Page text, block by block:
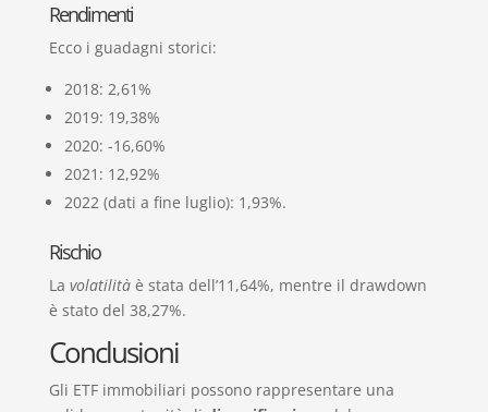
Rendimenti
Ecco i guadagni storici:
2018: 2,61%
2019: 19,38%
2020: -16,60%
2021: 12,92%
2022 (dati a fine luglio): 1,93%.
Rischio
La volatilitàè stata dell’11,64%, mentre il drawdown
è stato del 38,27%.
Conclusioni
Gli ETF immobiliari possono rappresentare una